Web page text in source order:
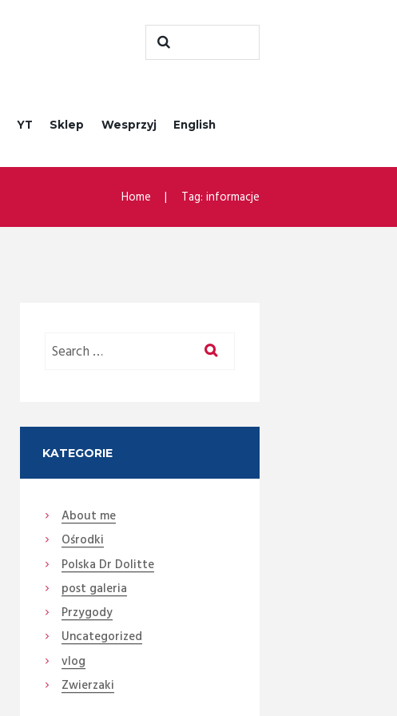
YT Sklep Wesprzyj English
Home Tag: informacje
KATEGORIE
About me
Ośrodki
Polska Dr Dolitte
post galeria
Przygody
Uncategorized
vlog
Zwierzaki